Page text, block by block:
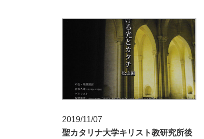
2019/11/07
聖カタリナ大学キリスト教研究所後